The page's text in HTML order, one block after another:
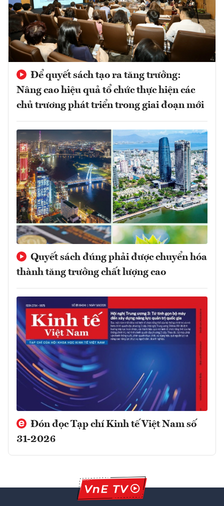
Để quyết sách tạo ra tăng trưởng:
Nâng cao hiệu quả tổ chức thực hiện các
chủ trương phát triển trong giai đoạn mới
Quyết sách đúng phải được chuyển hóa
thành tăng trưởng chất lượng cao
Đón đọc Tạp chí Kinh tế Việt Nam số
31-2026